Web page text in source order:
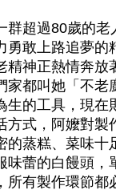
群超過80歲的老
勇敢上路追夢的
精神正熱情奔放
家都叫她「不老
生的工具，現在
方式，阿嬤對製
的蒸糕、菜味十
味蕾的白饅頭，
所有製作環節都